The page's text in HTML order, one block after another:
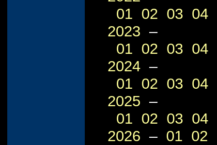
01 02 03 04
2023 –
01 02 03 04
2024 –
01 02 03 04
2025 –
01 02 03 04
2026 – 01 02